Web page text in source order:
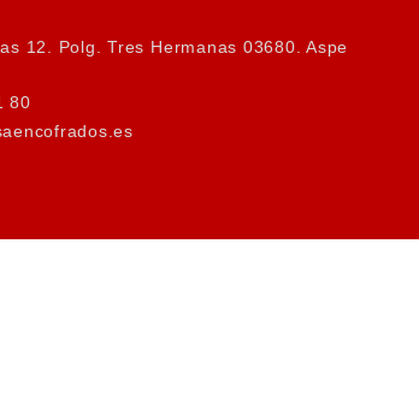
12. Polg. Tres Hermanas 03680. Aspe
80